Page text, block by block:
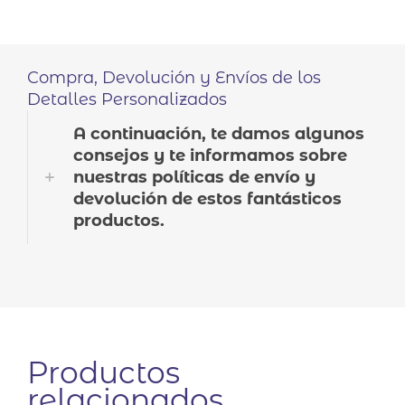
Compra, Devolución y Envíos de los
Detalles Personalizados
A continuación, te damos algunos
consejos y te informamos sobre
nuestras políticas de envío y
devolución de estos fantásticos
productos.
Productos